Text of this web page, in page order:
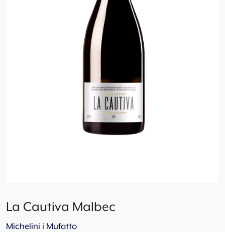
La Cautiva Malbec
Michelini i Mufatto